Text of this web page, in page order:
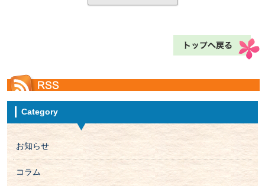
Category
お知らせ
コラム